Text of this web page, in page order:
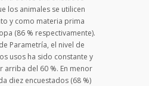
los animales se utilicen
y como materia prima
(86 % respectivamente).
Parametría, el nivel de
usos ha sido constante y
arriba del 60 %. En menor
diez encuestados (68 %)